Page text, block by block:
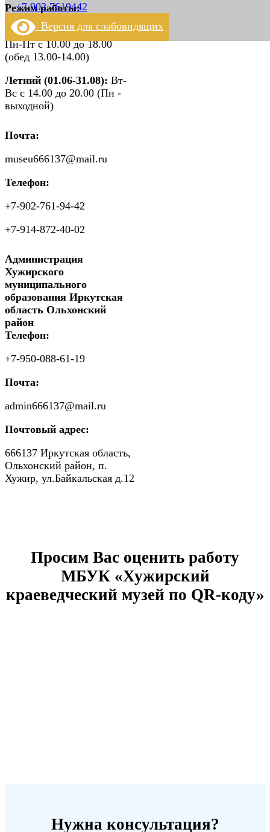
+7 902 7619442
Версия для слабовидящих
Режим работы:
Зимний (01.09 - 31.05):
Пн-Пт с 10.00 до 18.00
(обед 13.00-14.00)
Летний (01.06-31.08): Вт-
Вс с 14.00 до 20.00 (Пн -
выходной)
Почта:
museu666137@mail.ru
Телефон:
+7-902-761-94-42
+7-914-872-40-02
Администрация
Хужирского
муниципального
образования Иркутская
область Ольхонский
район
Телефон:
+7-950-088-61-19
Почта:
admin666137@mail.ru
Почтовый адрес:
666137 Иркутская область,
Ольхонский район, п.
Хужир, ул.Байкальская д.12
Просим Вас оценить работу
МБУК «Хужирский
краеведческий музей по QR-коду»
Нужна консультация?